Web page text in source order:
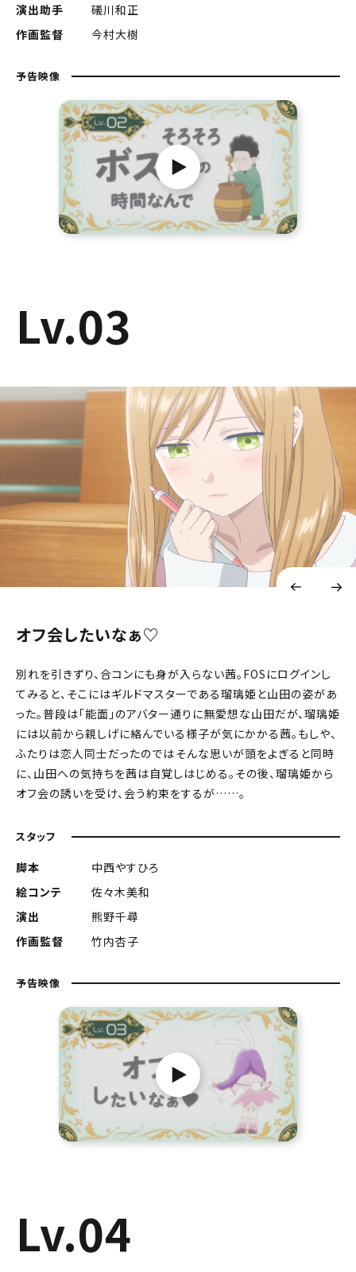
演出助手
礒川和正
作画監督
今村大樹
予告映像
Lv.03
オフ会したいなぁ♡
別れを引きずり、合コンにも身が入らない茜。FOSにログインし
てみると、そこにはギルドマスターである瑠璃姫と山田の姿があ
った。普段は「能面」のアバター通りに無愛想な山田だが、瑠璃姫
には以前から親しげに絡んでいる様子が気にかかる茜。もしや、
ふたりは恋人同士だったのでは――そんな思いが頭をよぎると同時
に、山田への気持ちを茜は自覚しはじめる。その後、瑠璃姫から
オフ会の誘いを受け、会う約束をするが……。
スタッフ
脚本
中西やすひろ
絵コンテ
佐々木美和
演出
熊野千尋
作画監督
竹内杏子
予告映像
Lv.04